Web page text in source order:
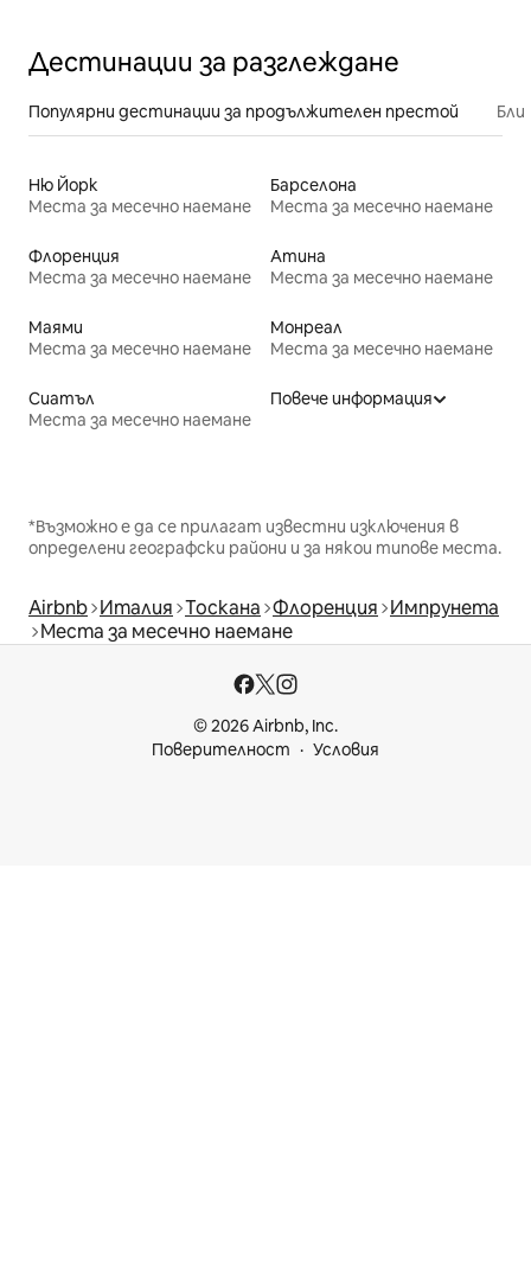
Дестинации за разглеждане
Популярни дестинации за продължителен престой
Ню Йорк
Места за месечно наемане
Барселона
Места за месечно наемане
Флоренция
Места за месечно наемане
Атина
Места за месечно наемане
Маями
Места за месечно наемане
Монреал
Места за месечно наемане
Сиатъл
Места за месечно наемане
Повече информация
*Възможно е да се прилагат известни изключения в
определени географски райони и за някои типове места.
Airbnb Италия Тоскана Флоренция Импрунета
Места за месечно наемане
© 2026 Airbnb, Inc.
Поверителност
Условия